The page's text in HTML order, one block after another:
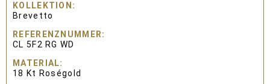
KOLLEKTION
Brevetto
REFERENZNUMMER
CL 5F2 RG WD
MATERIAL
18 Kt Roségold